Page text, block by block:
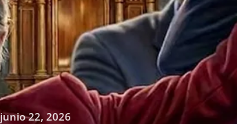
junio 22, 2026